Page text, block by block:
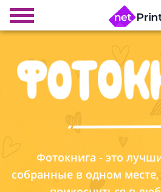
Фотокнига - это
собранные в одном